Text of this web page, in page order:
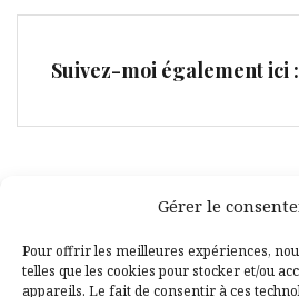
Gérer le
Pour offrir les meilleures expériences,
telles que les cookies pour stocker et/ou
appareils. Le fait de consentir à ces
Suivez-moi également ici :
Facebook